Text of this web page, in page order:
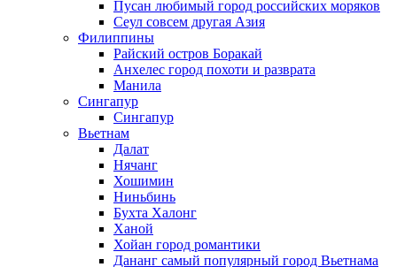
Пусан любимый город российских моряков
Сеул совсем другая Азия
Филиппины
Райский остров Боракай
Анхелес город похоти и разврата
Манила
Сингапур
Сингапур
Вьетнам
Далат
Нячанг
Хошимин
Ниньбинь
Бухта Халонг
Ханой
Хойан город романтики
Дананг самый популярный город Вьетнама